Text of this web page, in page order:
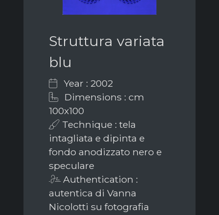
Struttura variata
blu
Year : 2002
Dimensions : cm
100x100
Technique : tela
intagliata e dipinta e
fondo anodizzato nero e
speculare
Authentication :
autentica di Vanna
Nicolotti su fotografia